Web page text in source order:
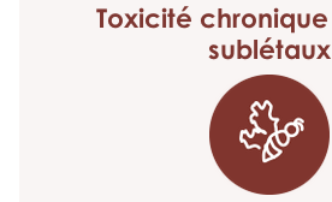
Toxicité chronique
sublétaux